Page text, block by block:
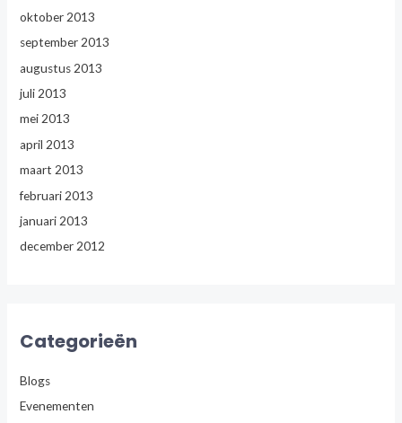
oktober 2013
september 2013
augustus 2013
juli 2013
mei 2013
april 2013
maart 2013
februari 2013
januari 2013
december 2012
Categorieën
Blogs
Evenementen